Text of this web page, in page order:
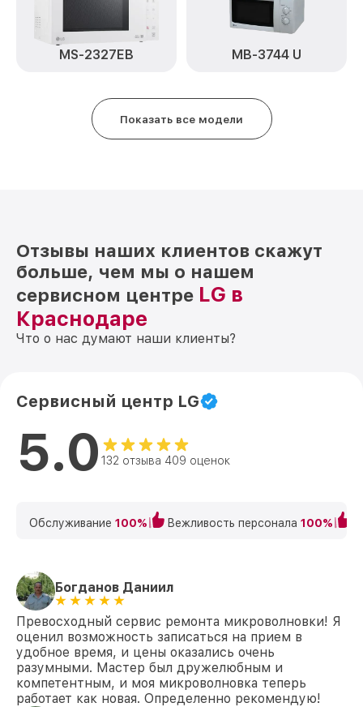
MS-2327EB MB-3744 U
Показать все модели
Отзывы наших клиентов скажут
больше, чем мы о нашем
сервисном центре LG в
Краснодаре
Что о нас думают наши клиенты?
Сервисный центр LG
5.0 132 отзыва 409 оценок
Обслуживание 100% Вежливость персонала 100%
Богданов Даниил
Превосходный сервис ремонта микроволновки! Я
оценил возможность записаться на прием в
удобное время, и цены оказались очень
разумными. Мастер был дружелюбным и
компетентным, и моя микроволновка теперь
работает как новая. Определенно рекомендую!